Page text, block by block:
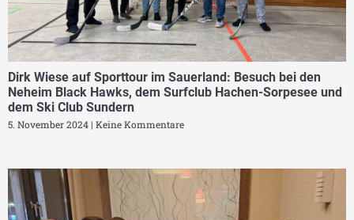
Dirk Wiese auf Sporttour im Sauerland: Besuch bei den
Neheim Black Hawks, dem Surfclub Hachen-Sorpesee und
dem Ski Club Sundern
5. November 2024 Keine Kommentare